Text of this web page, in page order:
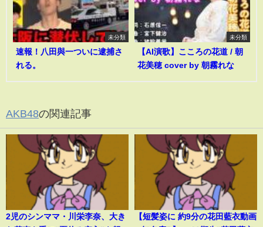
未分類
速報！八田與一ついに逮捕さ
れる。
未分類
【AI演歌】こころの花道 / 朝
花美穂 cover by 朝霧れな
AKB48の関連記事
2児のシンママ・川栄李奈、大き
【短髪姿に 約9分の花田藍衣動画